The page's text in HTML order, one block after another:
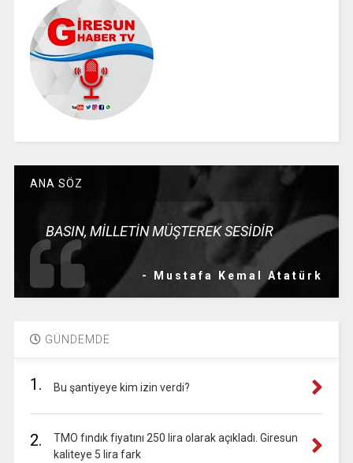
ANA SÖZ
BASIN, MİLLETİN MÜŞTEREK SESİDİR
- Mustafa Kemal Atatürk
GÜNDEMDE
1. Bu şantiyeye kim izin verdi?
2.
TMO fındık fiyatını 250 lira olarak açıkladı. Giresun
kaliteye 5 lira fark